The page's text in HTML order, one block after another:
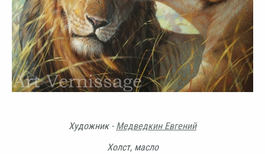
Художник - Медведкин Евгений
Холст, масло